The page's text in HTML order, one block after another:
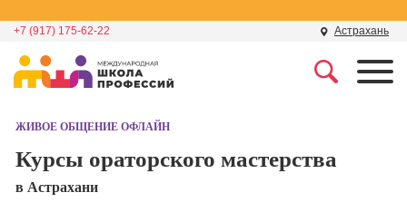
+7 (917) 175-62-22 Астрахань
Школа дизайна
поисковой
ЖИВОЕ ОБЩЕНИЕ ОФЛАЙН
Курсы ораторского мастерства
в Астрахани